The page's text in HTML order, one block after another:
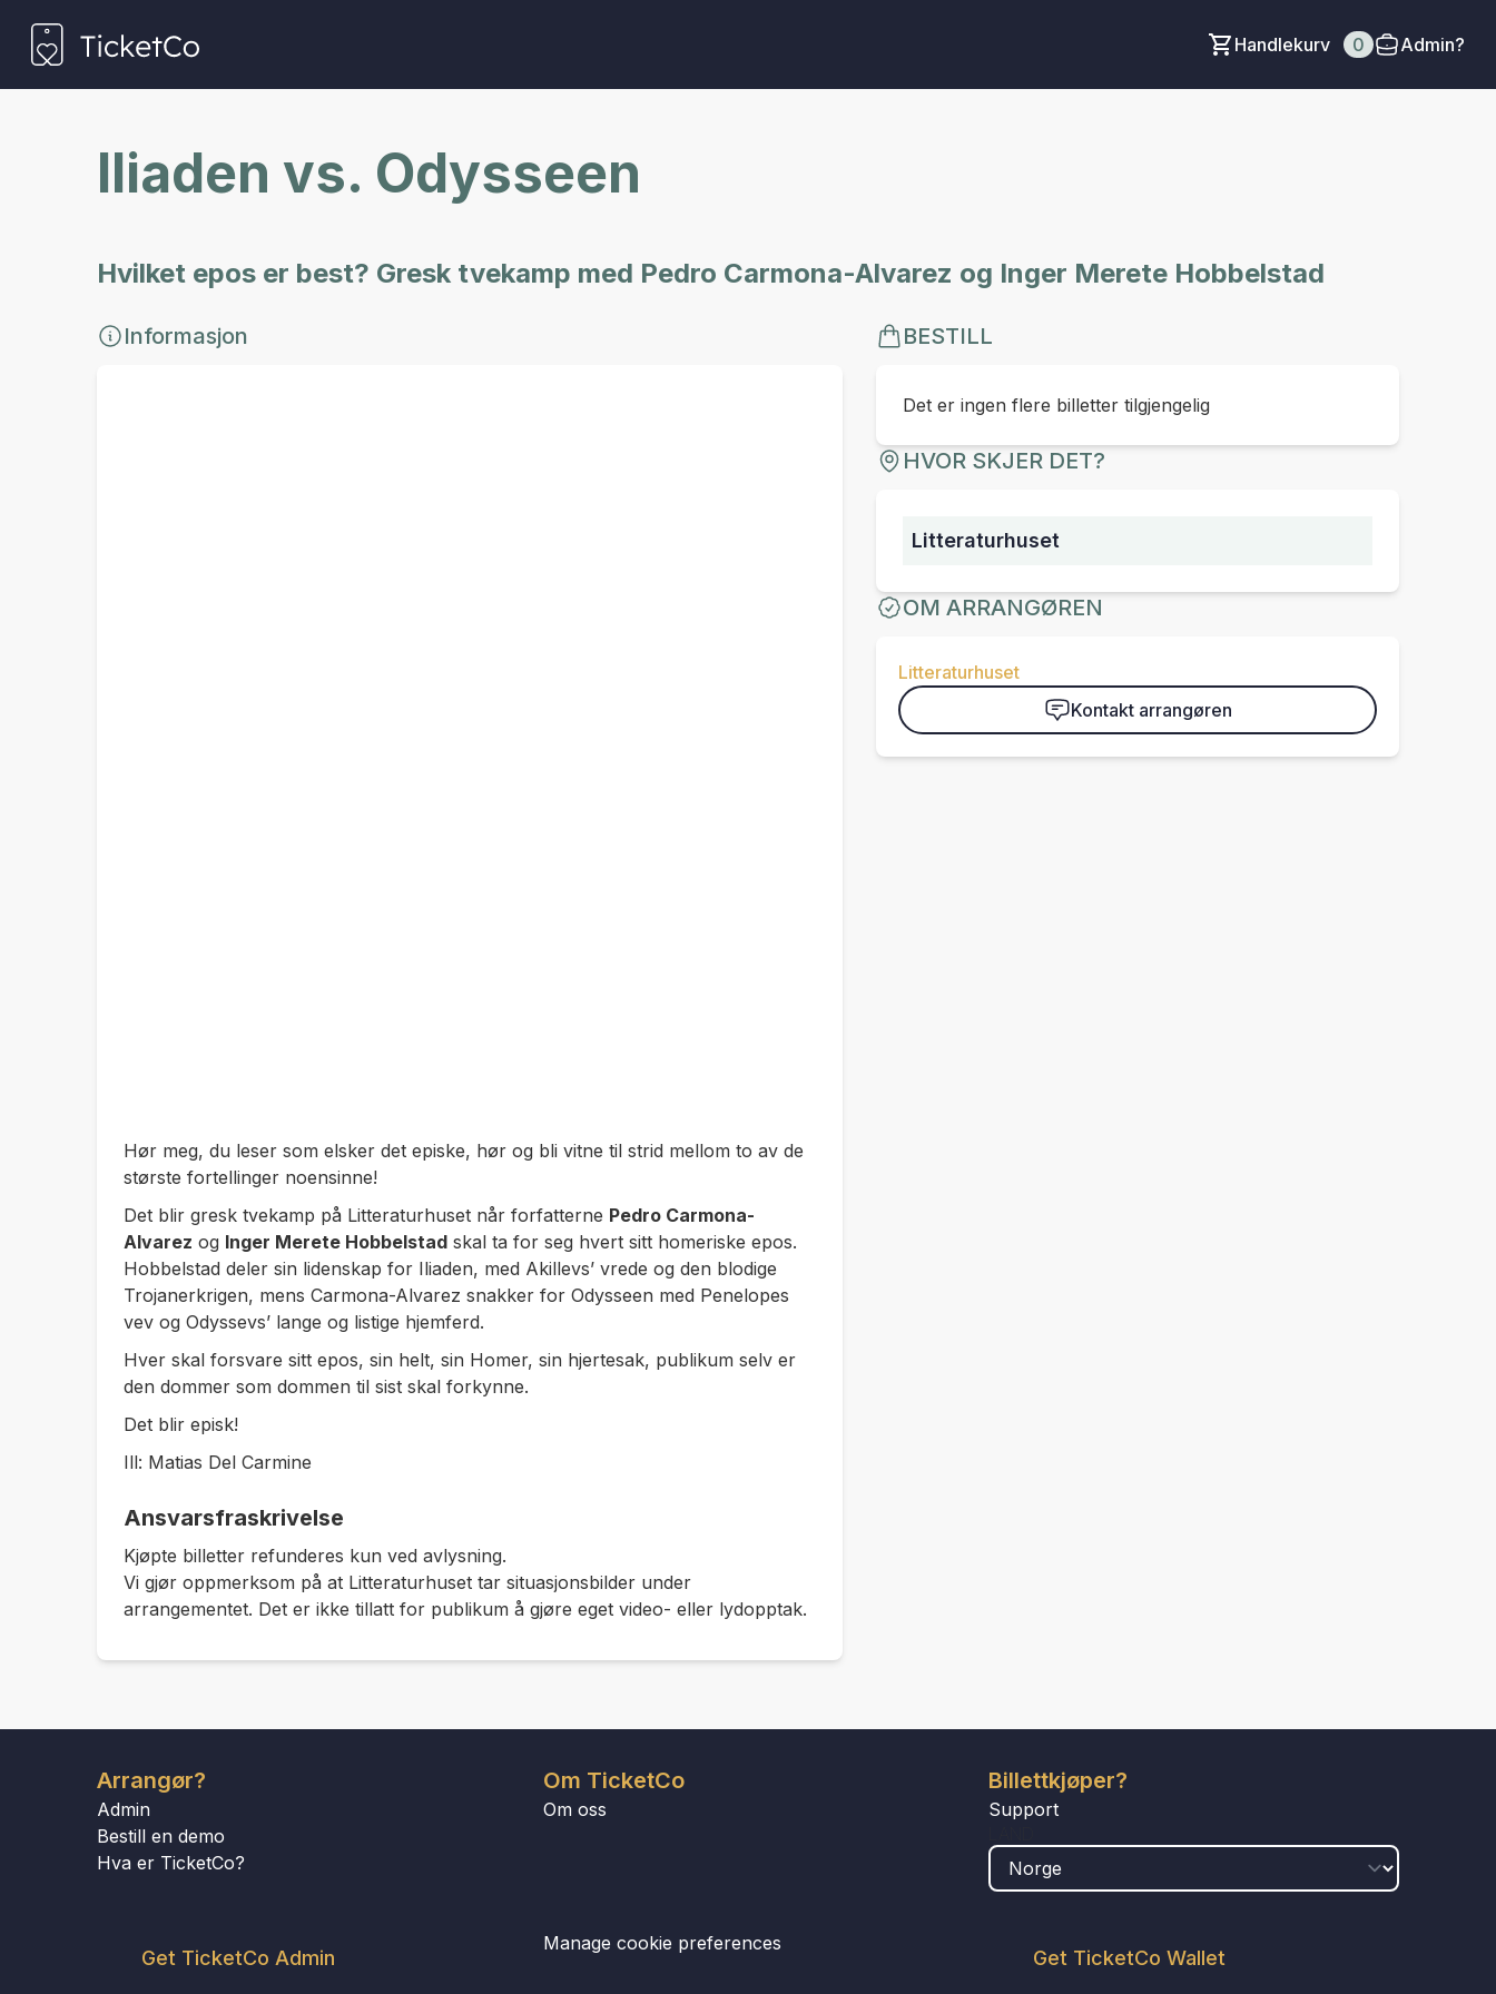
Handlekurv 0 Admin?
Iliaden vs. Odysseen
Hvilket epos er best? Gresk tvekamp med Pedro Carmona-Alvarez og Inger Merete Hobbelstad
Informasjon
Hør meg, du leser som elsker det episke, hør og bli vitne til strid mellom to av de
største fortellinger noensinne!
Det blir gresk tvekamp på Litteraturhuset når forfatterne Pedro Carmona-
Alvarez og Inger Merete Hobbelstad skal ta for seg hvert sitt homeriske epos.
Hobbelstad deler sin lidenskap for Iliaden, med Akillevs’ vrede og den blodige
Trojanerkrigen, mens Carmona-Alvarez snakker for Odysseen med Penelopes
vev og Odyssevs’ lange og listige hjemferd.
Hver skal forsvare sitt epos, sin helt, sin Homer, sin hjertesak, publikum selv er
den dommer som dommen til sist skal forkynne.
Det blir episk!
Ill: Matias Del Carmine
Ansvarsfraskrivelse
Kjøpte billetter refunderes kun ved avlysning.
Vi gjør oppmerksom på at Litteraturhuset tar situasjonsbilder under
arrangementet. Det er ikke tillatt for publikum å gjøre eget video- eller lydopptak.
BESTILL
Det er ingen flere billetter tilgjengelig
HVOR SKJER DET?
Litteraturhuset
OM ARRANGØREN
Litteraturhuset
Kontakt arrangøren
Arrangør?
Admin
Bestill en demo
Hva er TicketCo?
Get TicketCo Admin
Om TicketCo
Om oss
Manage cookie preferences
Billettkjøper?
Support
Get TicketCo Wallet